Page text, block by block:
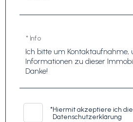
* Info
*Hiermit akzeptiere ich die
Datenschutzerklärung